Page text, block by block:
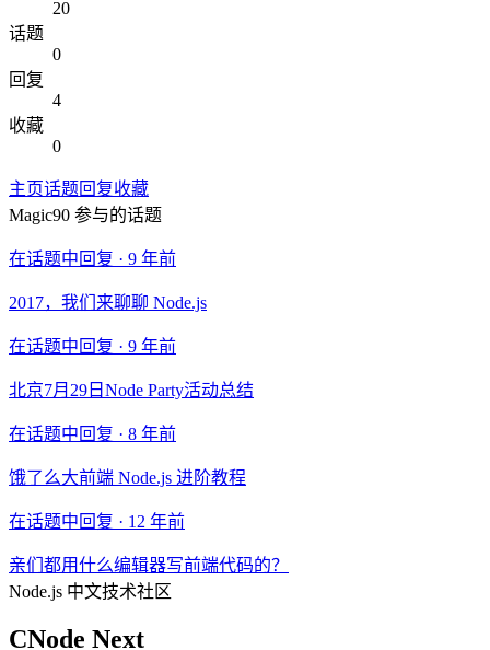
20
话题
0
回复
4
收藏
0
主页话题回复收藏
Magic90 参与的话题
在话题中回复 · 9 年前
2017，我们来聊聊 Node.js
在话题中回复 · 9 年前
北京7月29日Node Party活动总结
在话题中回复 · 8 年前
饿了么大前端 Node.js 进阶教程
在话题中回复 · 12 年前
亲们都用什么编辑器写前端代码的？
Node.js 中文技术社区
CNode Next